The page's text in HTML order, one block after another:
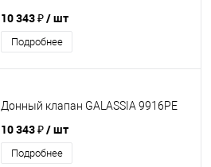
10 343 ₽/ шт
Подробнее
Донный клапан GALASSIA 9916PE
10 343 ₽/ шт
Подробнее